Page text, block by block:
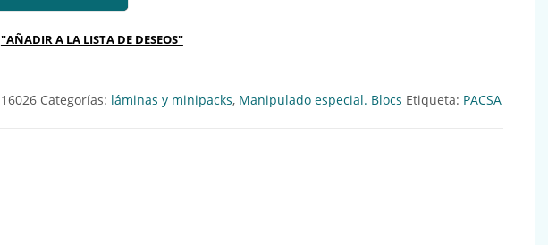
"AÑADIR A LA LISTA DE DESEOS"
16026 Categorías: láminas y minipacks, Manipulado especial. Blocs Etiqueta: PACSA